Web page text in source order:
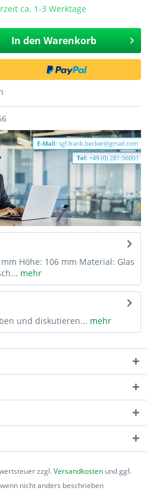
ca. 1-3 Werktage
In den Warenkorb
Höhe: 106 mm Material: Glas
mehr
und diskutieren... mehr
zzgl.Versandkosten und ggf.
nicht anders beschrieben